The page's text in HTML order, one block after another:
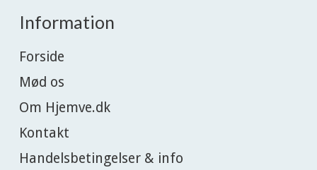
Information
Forside
Mød os
Om Hjemve.dk
Kontakt
Handelsbetingelser & info